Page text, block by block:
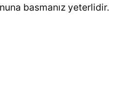
basmanız yeterlidir.